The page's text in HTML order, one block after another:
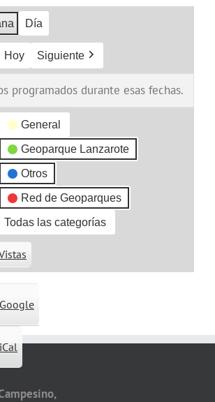
Día
Hoy Siguiente
programados durante esas fechas.
General
Geoparque Lanzarote
Otros
Red de Geoparques
Todas las categorías